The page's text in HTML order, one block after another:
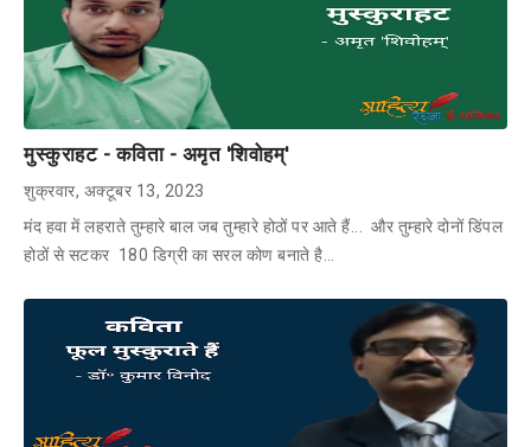
मुस्कुराहट - कविता - अमृत 'शिवोहम्'
शुक्रवार, अक्टूबर 13, 2023
मंद हवा में लहराते तुम्हारे बाल जब तुम्हारे होठों पर आते हैं... और तुम्हारे दोनों डिंपल
होठों से सटकर 180 डिग्री का सरल कोण बनाते है…